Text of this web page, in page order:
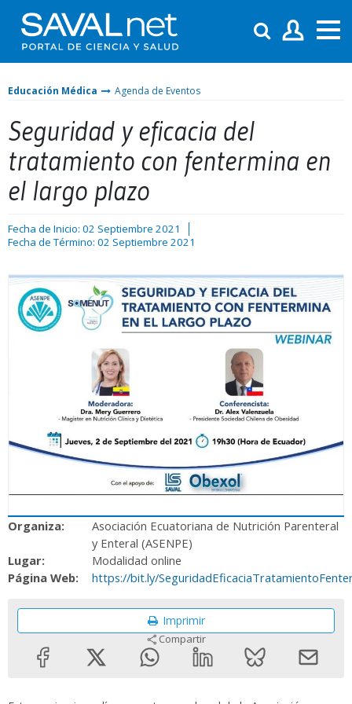
Educación Médica Agenda de Eventos
Seguridad y eficacia del
tratamiento con fentermina en
el largo plazo
Fecha de Inicio: 02 Septiembre 2021
Fecha de Término: 02 Septiembre 2021
Organiza:
Asociación Ecuatoriana de Nutrición Parenteral
y Enteral (ASENPE)
Lugar:
Modalidad online
Página Web:
https://bit.ly/
Imprimir
Compartir